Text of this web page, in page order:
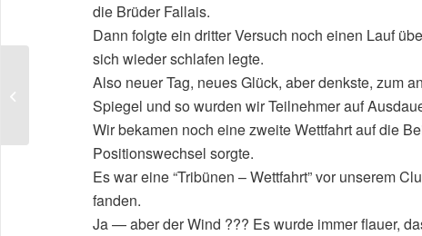
die Brüder Fallais.
Dann folgte ein dritter Versuch noch einen Lauf
sich wieder schlafen legte.
Also neuer Tag, neues Glück, aber denkste, zum
Spiegel und so wurden wir Teilnehmer auf
Wir bekamen noch eine zweite Wettfahrt auf die
Positionswechsel sorgte.
Es war eine “Tribünen – Wettfahrt” vor unserem
fanden.
Ja — aber der Wind ??? Es wurde immer flauer,
The ever first SSL City
Grand Slam in Hamburg